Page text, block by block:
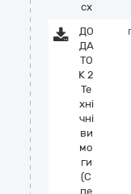
cx
ДО
ДА
ТО
К 2
Те
хні
чні
ви
мо
ги
(С
пе